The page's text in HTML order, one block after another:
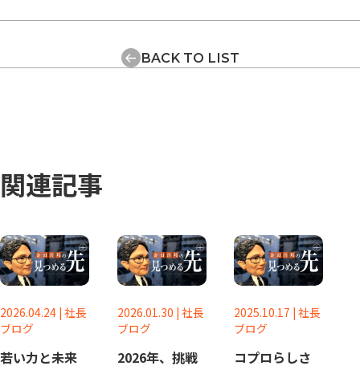
BACK TO LIST
関連記事
2026.04.24 | 社長
ブログ
若い力と未来
2026.01.30 | 社長
ブログ
2026年、挑戦
2025.10.17 | 社長
ブログ
コプロらしさ